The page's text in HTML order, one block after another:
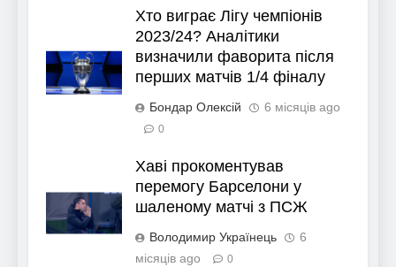
Хто виграє Лігу чемпіонів
2023/24? Аналітики
визначили фаворита після
перших матчів 1/4 фіналу
Бондар Олексій 6 місяців ago
0
Хаві прокоментував
перемогу Барселони у
шаленому матчі з ПСЖ
Володимир Українець
6
місяців ago
0